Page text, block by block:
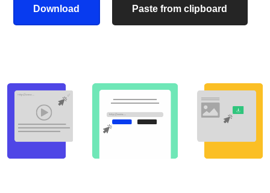
Download Paste from clipboard